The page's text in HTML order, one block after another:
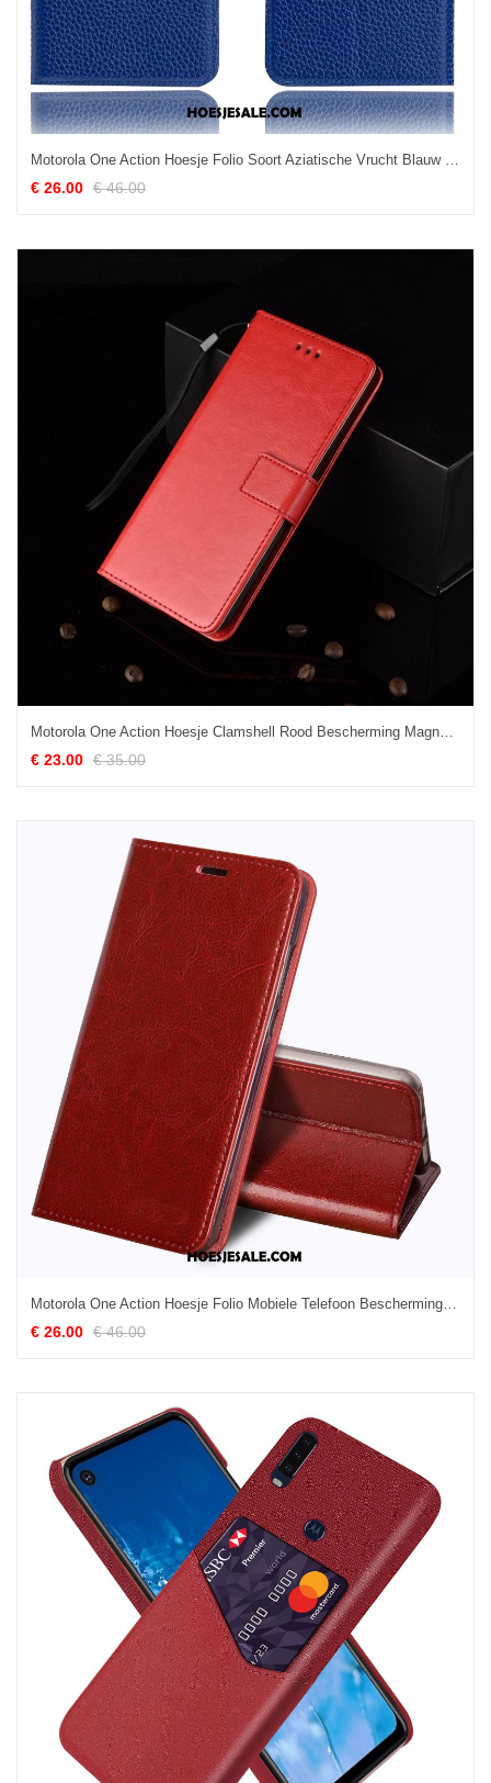
Motorola One Action Hoesje Folio Soort Aziatische Vrucht Blauw Hoes Anti-fall Winkel
€ 26.00 € 46.00
Motorola One Action Hoesje Clamshell Rood Bescherming Magneet Sluit Leren Etui Korting
€ 23.00 € 35.00
Motorola One Action Hoesje Folio Mobiele Telefoon Bescherming Echt Leer Zacht Goedkoop
€ 26.00 € 46.00